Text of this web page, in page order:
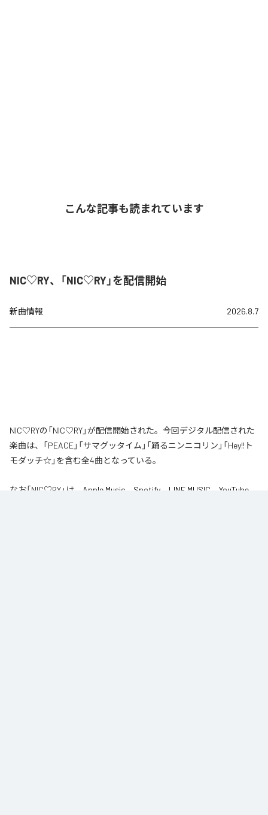
こんな記事も読まれています
NIC♡RY、「NIC♡RY」を配信開始
新曲情報 2026.8.7
NIC♡RYの「NIC♡RY」が配信開始された。今回デジタル配信された
楽曲は、「PEACE」「サマグッタイム」「踊るニンニコリン」「Hey!!ト
モダッチ☆」を含む全4曲となっている。
なお「NIC♡RY」は、 Apple Music Spotify LINE MUSIC
YouTube